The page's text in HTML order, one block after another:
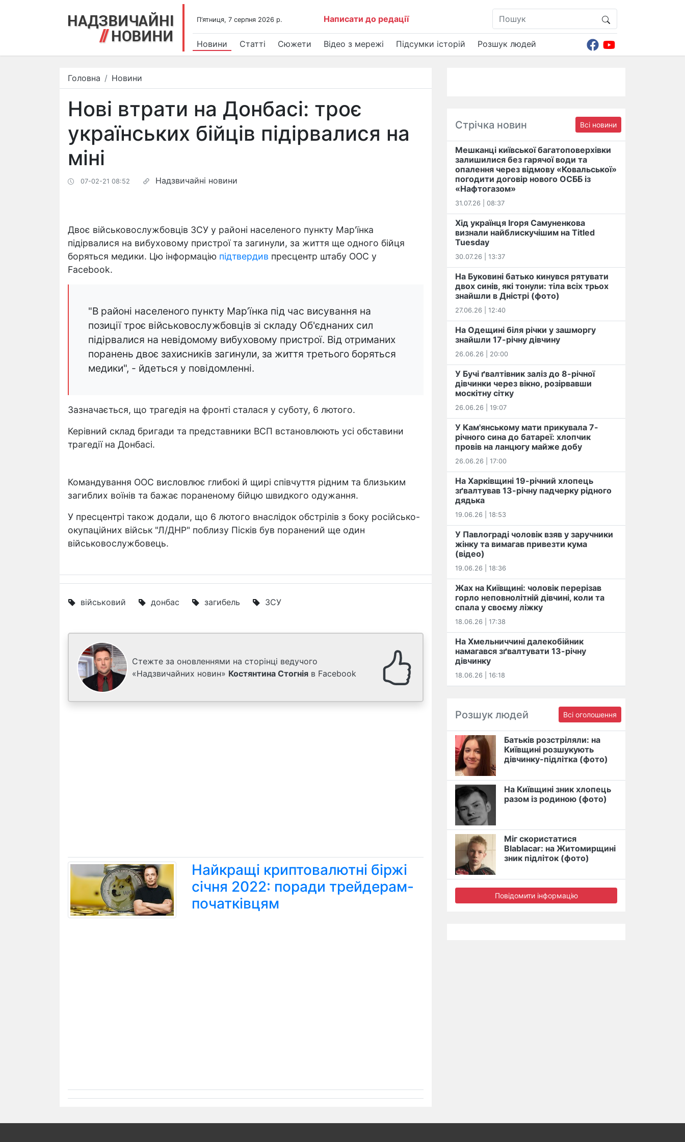
П’ятниця, 7 серпня 2026 р. Написати до редації
Новини Статті Сюжети Відео з мережі Підсумки історій Розшук людей
Головна Новини
Нові втрати на Донбасі: троє
українських бійців підірвалися на
міні
07-02-21 08:52 Надзвичайні новини
Двоє військовослужбовців ЗСУ у районі населеного пункту Мар'їнка
підірвалися на вибуховому пристрої та загинули, за життя ще одного бійця
боряться медики. Цю інформацію підтвердив пресцентр штабу ООС у
Facebook.
"В районі населеного пункту Мар’їнка під час висування на
позиції троє військовослужбовців зі складу Об'єднаних сил
підірвалися на невідомому вибуховому пристрої. Від отриманих
поранень двоє захисників загинули, за життя третього боряться
медики", - йдеться у повідомленні.
Зазначається, що трагедія на фронті сталася у суботу, 6 лютого.
Керівний склад бригади та представники ВСП встановлюють усі обставини
трагедії на Донбасі.
Командування ООС висловлює глибокі й щирі співчуття рідним та близьким
загиблих воїнів та бажає пораненому бійцю швидкого одужання.
У пресцентрі також додали, що 6 лютого внаслідок обстрілів з боку російсько-
окупаційних військ "Л/ДНР" поблизу Пісків був поранений ще один
військовослужбовець.
військовий донбас загибель ЗСУ
Стежте за оновленнями на сторінці ведучого
«Надзвичайних новин» Костянтина Стогнія в Facebook
Найкращі криптовалютні біржі
січня 2022: поради трейдерам-
початківцям
Стрічка новин Всі новини
Мешканці київської багатоповерхівки
залишилися без гарячої води та
опалення через відмову «Ковальської»
погодити договір нового ОСББ із
«Нафтогазом»
31.07.26 | 08:37
Хід українця Ігоря Самуненкова
визнали найблискучішим на Titled
Tuesday
30.07.26 | 13:37
На Буковині батько кинувся рятувати
двох синів, які тонули: тіла всіх трьох
знайшли в Дністрі (фото)
27.06.26 | 12:40
На Одещині біля річки у зашморгу
знайшли 17-річну дівчину
26.06.26 | 20:00
У Бучі ґвалтівник заліз до 8-річної
дівчинки через вікно, розірвавши
москітну сітку
26.06.26 | 19:07
У Кам'янському мати прикувала 7-
річного сина до батареї: хлопчик
провів на ланцюгу майже добу
26.06.26 | 17:00
На Харківщині 19-річний хлопець​
️зґвалтував 13-річну падчерку рідного
дядька
19.06.26 | 18:53
У Павлограді чоловік взяв у заручники
жінку та вимагав привезти кума
(відео)
19.06.26 | 18:36
Жах на Київщині: чоловік перерізав
горло неповнолітній дівчині, коли та
спала у своєму ліжку
18.06.26 | 17:38
На Хмельниччині далекобійник
намагався зґвалтувати 13-річну
дівчинку
18.06.26 | 16:18
Розшук людей Всі оголошення
Батьків розстріляли: на
Київщині розшукують
дівчинку-підлітка (фото)
На Київщині зник хлопець
разом із родиною (фото)
Міг скористатися
Blablacar: на Житомирщині
зник підліток (фото)
Повідомити інформацію